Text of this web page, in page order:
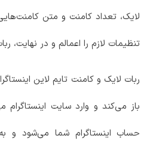
لایک، تعداد کامنت و متن
تنظیمات لازم را اعمالم و در نهایت،
ربات لایک و کامنت تایم لاین
باز می‌کند و وارد سایت
حساب اینستاگرام شما می‌شود و